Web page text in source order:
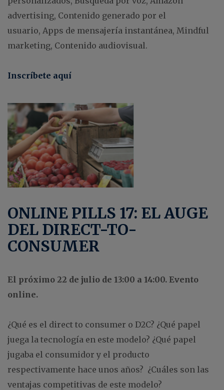
advertising, Contenido generado por el
usuario, Apps de mensajería instantánea, Mindful
marketing, Contenido audiovisual.
Inscríbete aquí
ONLINE PILLS 17: EL AUGE
DEL DIRECT-TO-
CONSUMER
El próximo 22 de julio de 13:00 a 14:00. Evento
online.
¿Qué es el direct to consumer o D2C? ¿Qué papel
juega la tecnología en este modelo? ¿Qué papel
jugaba el consumidor y el producto
respectivamente hace unos años? ¿Cuáles son las
ventajas competitivas de este modelo?